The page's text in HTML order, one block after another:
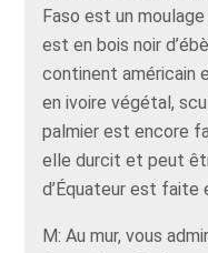
Faso est un
est en bois noir
continent américain
en ivoire végétal,
palmier est encore
elle durcit et peut
d’Équateur est faite
M: Au mur, vous